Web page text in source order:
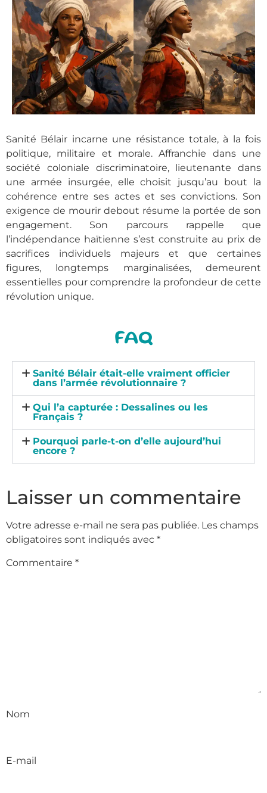
Sanité Bélair incarne une résistance totale, à la fois
politique, militaire et morale. Affranchie dans une
société coloniale discriminatoire, lieutenante dans
une armée insurgée, elle choisit jusqu’au bout la
cohérence entre ses actes et ses convictions. Son
exigence de mourir debout résume la portée de son
engagement. Son parcours rappelle que
l’indépendance haïtienne s’est construite au prix de
sacrifices individuels majeurs et que certaines
figures, longtemps marginalisées, demeurent
essentielles pour comprendre la profondeur de cette
révolution unique.
FAQ
Sanité Bélair était-elle vraiment officier
dans l’armée révolutionnaire ?
Qui l’a capturée : Dessalines ou les
Français ?
Pourquoi parle-t-on d’elle aujourd’hui
encore ?
Laisser un commentaire
Votre adresse e-mail ne sera pas publiée. Les champs
obligatoires sont indiqués avec *
Commentaire *
Nom
E-mail